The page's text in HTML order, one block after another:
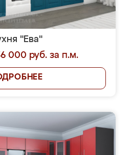
"Ева"
000 руб. за п.м.